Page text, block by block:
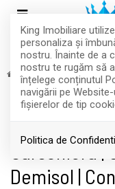
King Imobiliare
personaliza și
nostru. Înainte de a
nostru te rugăm să
înțelege conținutul
navigării pe
fişierelor de tip
Politica de
Inchiriere
Acest
Garsoniera |
Demisol |